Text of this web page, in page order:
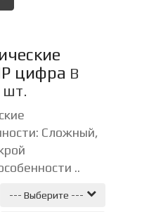
цифра В
шт.
Сложный,
..
--- Выберите ---